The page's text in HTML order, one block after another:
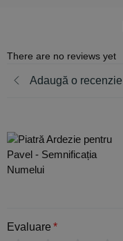
There are no reviews yet
Adaugă o recenzie
Evaluare *